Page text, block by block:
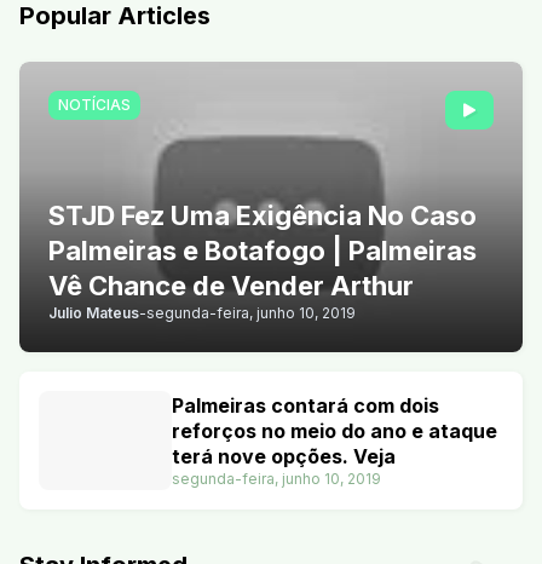
Popular Articles
NOTÍCIAS
STJD Fez Uma Exigência No Caso
Palmeiras e Botafogo | Palmeiras
Vê Chance de Vender Arthur
Julio Mateus-segunda-feira, junho 10, 2019
Palmeiras contará com dois
reforços no meio do ano e ataque
terá nove opções. Veja
segunda-feira, junho 10, 2019